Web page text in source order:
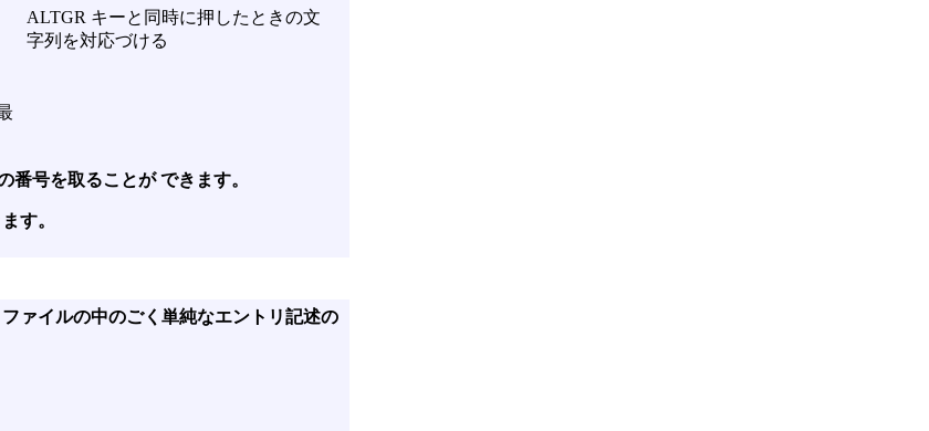
ALTGR キーと同時に押したときの文
字列を対応づける
番号を取ることが できます。
す。
ファイルの中のごく単純なエントリ記述の